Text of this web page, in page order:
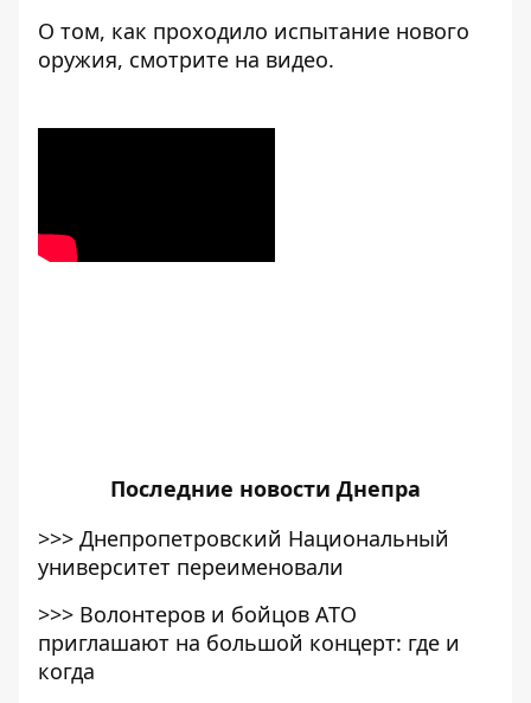
О том, как проходило испытание нового
оружия, смотрите на видео.
Последние новости Днепра
>>> Днепропетровский Национальный
университет переименовали
>>> Волонтеров и бойцов АТО
приглашают на большой концерт: где и
когда